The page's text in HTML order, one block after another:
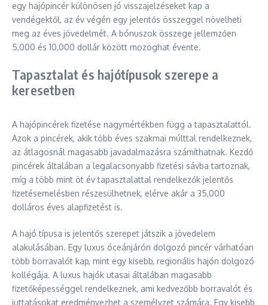
egy hajópincér különösen jó visszajelzéseket kap a
vendégektől, az év végén egy jelentős összeggel növelheti
meg az éves jövedelmét. A bónuszok összege jellemzően
5,000 és 10,000 dollár között mozoghat évente.
Tapasztalat és hajótípusok szerepe a
keresetben
A hajópincérek fizetése nagymértékben függ a tapasztalattól.
Azok a pincérek, akik több éves szakmai múlttal rendelkeznek,
az átlagosnál magasabb javadalmazásra számíthatnak. Kezdő
pincérek általában a legalacsonyabb fizetési sávba tartoznak,
míg a több mint öt év tapasztalattal rendelkezők jelentős
fizetésemelésben részesülhetnek, elérve akár a 35,000
dolláros éves alapfizetést is.
A hajó típusa is jelentős szerepet játszik a jövedelem
alakulásában. Egy luxus óceánjárón dolgozó pincér várhatóan
több borravalót kap, mint egy kisebb, regionális hajón dolgozó
kollégája. A luxus hajók utasai általában magasabb
fizetőképességgel rendelkeznek, ami kedvezőbb borravalót és
juttatásokat eredményezhet a személyzet számára. Egy kisebb